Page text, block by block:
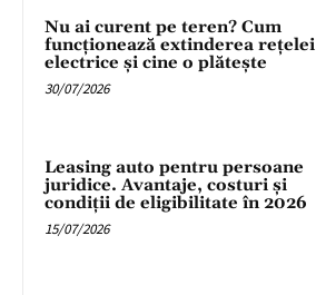
Nu ai curent pe teren? Cum
funcționează extinderea rețelei
electrice și cine o plătește
30/07/2026
Leasing auto pentru persoane
juridice. Avantaje, costuri și
condiții de eligibilitate în 2026
15/07/2026